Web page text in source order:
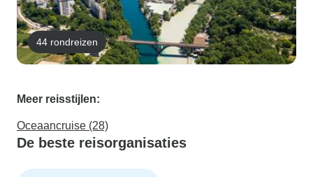
44 rondreizen
Meer reisstijlen:
Oceaancruise (28)
De beste reisorganisaties